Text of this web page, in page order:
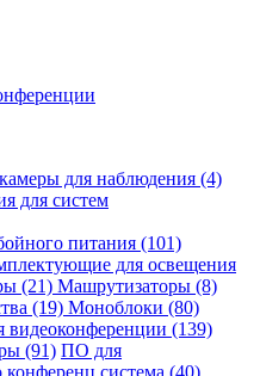
для наблюдения (4)
для систем
питания (101)
для освещения
(21) Машрутизаторы (8)
(19) Моноблоки (80)
видеоконференции (139)
(91) ПО для
конференц система (40)